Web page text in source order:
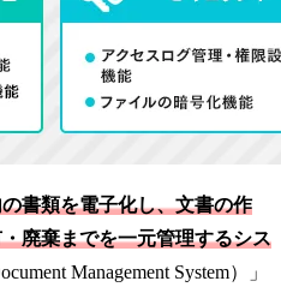
書類を電子化し、文書の作
廃棄までを一元管理するシス
Management System）」